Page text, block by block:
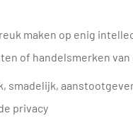
maken op enig
of handelsmerken van
smadelijk,
privacy